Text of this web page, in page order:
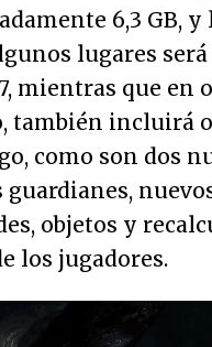
6,3 GB, y
lugares
mientras que en
también incluirá
como son dos
objetos y
los jugadores.